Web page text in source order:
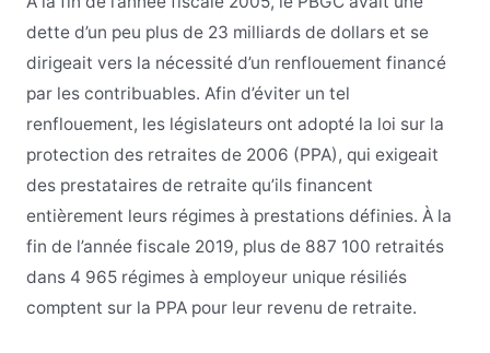
dette d’un peu plus de 23 milliards de dollars et se
dirigeait vers la nécessité d’un renflouement financé
par les contribuables. Afin d’éviter un tel
renflouement, les législateurs ont adopté la loi sur la
protection des retraites de 2006 (PPA), qui exigeait
des prestataires de retraite qu’ils financent
entièrement leurs régimes à prestations définies. À la
fin de l’année fiscale 2019, plus de 887 100 retraités
dans 4 965 régimes à employeur unique résiliés
comptent sur la PPA pour leur revenu de retraite.